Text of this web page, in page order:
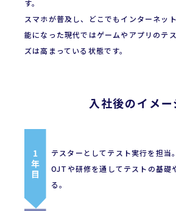
す。
スマホが普及し、どこでもインターネッ
能になった現代ではゲームやアプリのテ
ズは高まっている状態です。
入社後のイメー
テスターとしてテスト実行を担当。
OJTや研修を通してテストの基礎
る。